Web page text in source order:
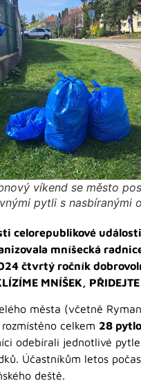
víkend se město
pytli s nasbíranými
celorepublikové
mníšecká
čtvrtý ročník
MNÍŠEK,
města (včetně
celkem 28
odebírali jednotlivé
Účastníkům letos
deště.